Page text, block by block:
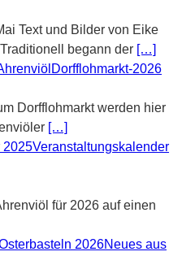
Text und Bilder von Eike
begann der […]
Dorfflohmarkt-2026
Dorfflohmarkt werden hier
[…]
Veranstaltungskalender
für 2026 auf einen
Neues aus